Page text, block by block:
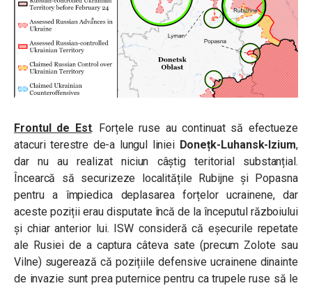
Frontul de Est. Forțele ruse au continuat să efectueze
atacuri terestre de-a lungul liniei Donețk-Luhansk-Izium,
dar nu au realizat niciun câștig teritorial substanțial.
Încearcă să securizeze localitățile Rubijne și Popasna
pentru a împiedica deplasarea forțelor ucrainene, dar
aceste poziții erau disputate încă de la începutul războiului
și chiar anterior lui. ISW consideră că eșecurile repetate
ale Rusiei de a captura câteva sate (precum Zolote sau
Vilne) sugerează că pozițiile defensive ucrainene dinainte
de invazie sunt prea puternice pentru ca trupele ruse să le